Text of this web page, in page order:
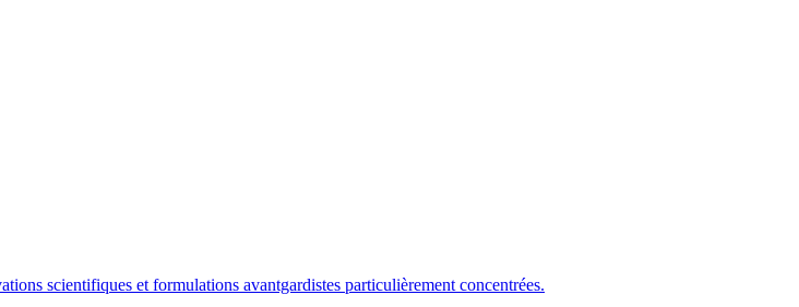
scientifiques et formulations avantgardistes particulièrement concentrées.